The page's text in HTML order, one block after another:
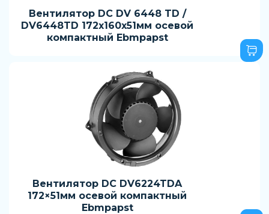
Вентилятор DC DV 6448 TD /
DV6448TD 172x160x51мм осевой
компактный Ebmpapst
Вентилятор DC DV6224TDA
172×51мм осевой компактный
Ebmpapst